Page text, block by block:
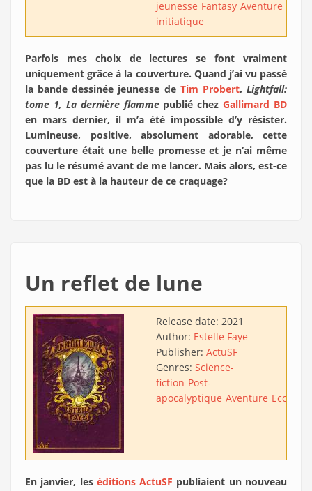
jeunesse Fantasy Aventure
initiatique
Parfois mes choix de lectures se font vraiment
uniquement grâce à la couverture. Quand j’ai vu passé
la bande dessinée jeunesse de Tim Probert,Lightfall:
tome 1, La dernière flammepublié chezGallimard BD
en mars dernier, il m’a été impossible d’y résister.
Lumineuse, positive, absolument adorable, cette
couverture était une belle promesse et je n’ai même
pas lu le résumé avant de me lancer. Mais alors, est-ce
que la BD est à la hauteur de ce craquage?
Un reflet de lune
Release date: 2021
Author: Estelle Faye
Publisher: ActuSF
Genres: Science-
fiction Post-
apocalyptique Aventure
En janvier, les éditions ActuSF publiaient un nouveau